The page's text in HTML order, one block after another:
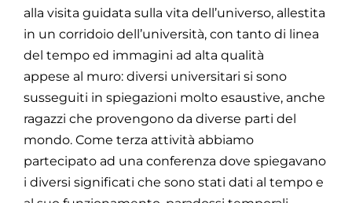
alla visita guidata sulla vita dell’universo, allestita
in un corridoio dell’università, con tanto di linea
del tempo ed immagini ad alta qualità
appese al muro: diversi universitari si sono
susseguiti in spiegazioni molto esaustive, anche
ragazzi che provengono da diverse parti del
mondo. Come terza attività abbiamo
partecipato ad una conferenza dove spiegavano
i diversi significati che sono stati dati al tempo e